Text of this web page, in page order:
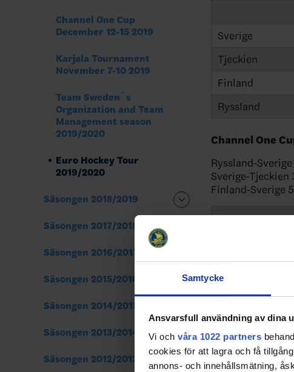
Samtycke
Ansvarsfull användning av dina
Vi och våra 1022 partners
cookies för att lagra och få
annons- och innehållsmätning,
Channel One Cup
December 12-15 2019
Karjala Tournament
November 7-10 2019
Team Sweden´s
Organization and Team
Management season
2019/2020
Euro Hockey Tour
2019/2020
Säsongen 2018/2019
Säsongen 2017/2018
Säsongen 2016/2017
Säsongen 2015/2016
Säsongen 2014/2015
Säsongen 2013/2014
Säsongen 2012/2013
Sverige
Tjeckien
Finland
Ryssland
Channel One
Ryssland-
Sverige-Tjeckien
Finland-Sverige
Ryssland
Tjeckien
Karjala